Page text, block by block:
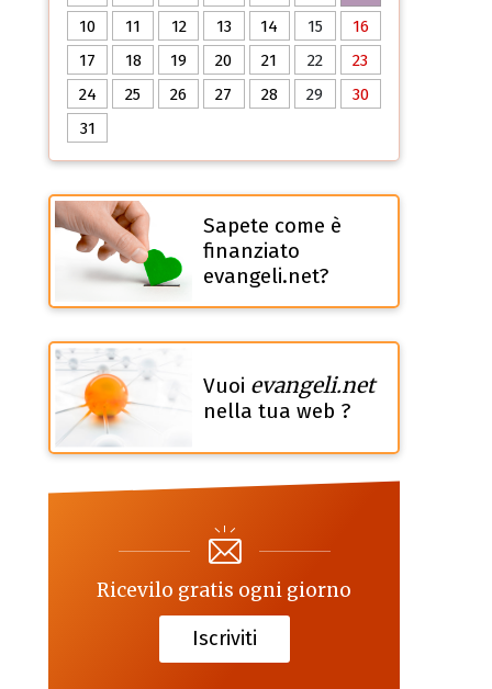
10
11 12 13 14 15
16
17
18 19 20 21 22
23
24
25 26 27 28 29
30
31
Sapete come è
finanziato
evangeli.net?
Vuoi evangeli.net
nella tua web ?
Ricevilo gratis ogni giorno
Iscriviti